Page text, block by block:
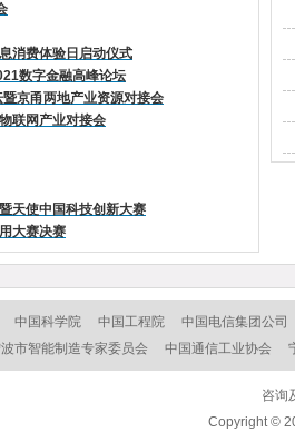
消费体验日启动仪式
数字金融高峰论坛
京甬两地产业资源对接会
联网产业对接会
天使中国科技创新大赛
大赛决赛
中国科学院 中国工程院 中国电信集团公司
市智能制造专家委员会 中国通信工业协会
咨询
Copyright ©